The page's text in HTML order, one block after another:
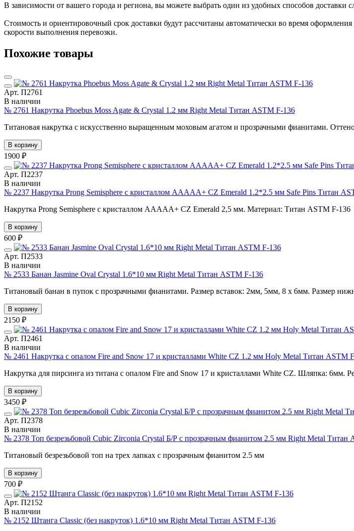
В зависимости от вашего города и региона, вы можете выбрать один из удобных способов
Стоимость и ориентировочный срок доставки будут рассчитаны автоматически во время
скорости выполнения перевозки.
Похожие товары
Арт. П2761
В наличии
№ 2761 Накрутка Phoebus Moss Agate & Crystal 1.2 мм Right Metal Титан ASTM F-136
Титановая накрутка с искусственно выращенным моховым агатом и прозрачными фианитами.
В корзину
1900 ₽
Арт. П2237
В наличии
№ 2237 Накрутка Prong Semisphere с кристаллом AAAAA+ CZ Emerald 1.2*2.5 мм Safe Pins Титан
Накрутка Prong Semisphere с кристаллом AAAAA+ CZ Emerald 2,5 мм. Материал: Титан ASTM F-136
В корзину
600 ₽
Арт. П2533
В наличии
№ 2533 Банан Jasmine Oval Crystal 1.6*10 мм Right Metal Титан ASTM F-136
Титановый банан в пупок с прозрачными фианитами. Размер вставок: 2мм, 5мм, 8 х 6мм. Размер
В корзину
2150 ₽
Арт. П2461
В наличии
№ 2461 Накрутка с опалом Fire and Snow 17 и кристаллами White CZ 1.2 мм Holy Metal Титан ASTM
Накрутка для пирсинга из титана с опалом Fire and Snow 17 и кристаллами White CZ. Шляпка: 6мм.
В корзину
3450 ₽
Арт. П2378
В наличии
№ 2378 Топ безрезьбовой Cubic Zirconia Crystal Б/Р с прозрачным фианитом 2.5 мм Right Metal Титан
Титановый безрезьбовой топ на трех лапках с прозрачным фианитом 2.5 мм
В корзину
700 ₽
Арт. П2152
В наличии
№ 2152 Штанга Classic (без накруток) 1.6*10 мм Right Metal Титан ASTM F-136